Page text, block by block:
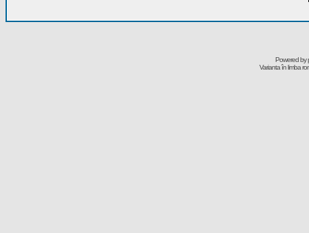
Powered by
Varianta în limba